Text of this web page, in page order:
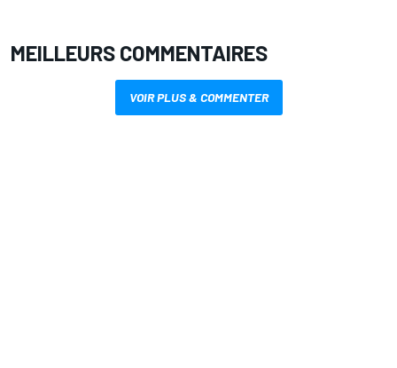
MEILLEURS COMMENTAIRES
VOIR PLUS & COMMENTER